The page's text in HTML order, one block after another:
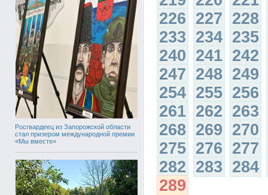
Росгвардеец из Запорожской области
стал призером международной премии
«Мы вместе»
226 227 228
233 234 235
240 241 242
247 248 249
254 255 256
261 262 263
268 269 270
275 276 277
282 283 284
289